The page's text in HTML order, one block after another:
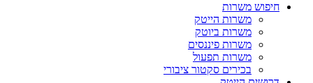
חיפוש משרות
משרות הייטק
משרות ביוטק
משרות פיננסים
משרות תפעול
בכירים סקטור ציבורי